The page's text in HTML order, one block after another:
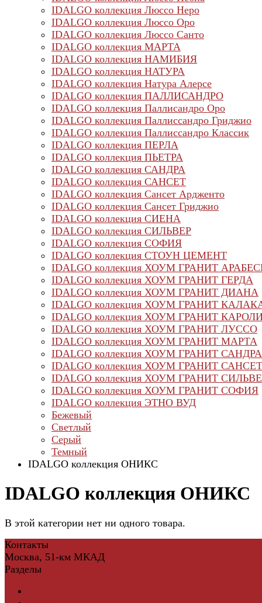
IDALGO коллекция Люссо Неро
IDALGO коллекция Люссо Оро
IDALGO коллекция Люссо Санто
IDALGO коллекция МАРТА
IDALGO коллекция НАМИБИЯ
IDALGO коллекция НАТУРА
IDALGO коллекция Натура Алерсе
IDALGO коллекция ПАЛЛИСАНДРО
IDALGO коллекция Паллисандро Оро
IDALGO коллекция Паллиссандро Гриджио
IDALGO коллекция Паллиссандро Классик
IDALGO коллекция ПЕРЛА
IDALGO коллекция ПЬЕТРА
IDALGO коллекция САНДРА
IDALGO коллекция САНСЕТ
IDALGO коллекция Сансет Ардженто
IDALGO коллекция Сансет Гриджио
IDALGO коллекция СИЕНА
IDALGO коллекция СИЛЬВЕР
IDALGO коллекция СОФИЯ
IDALGO коллекция СТОУН ЦЕМЕНТ
IDALGO коллекция ХОУМ ГРАНИТ
IDALGO коллекция ХОУМ ГРАНИТ ГЕРДА
IDALGO коллекция ХОУМ ГРАНИТ ДИАНА
IDALGO коллекция ХОУМ ГРАНИТ
IDALGO коллекция ХОУМ ГРАНИТ
IDALGO коллекция ХОУМ ГРАНИТ ЛУССО
IDALGO коллекция ХОУМ ГРАНИТ МАРТА
IDALGO коллекция ХОУМ ГРАНИТ САНДРА
IDALGO коллекция ХОУМ ГРАНИТ САНСЕТ
IDALGO коллекция ХОУМ ГРАНИТ
IDALGO коллекция ХОУМ ГРАНИТ СОФИЯ
IDALGO коллекция ЭТНО ВУД
Бежевый
Светлый
Серый
Темный
IDALGO коллекция ОНИКС
IDALGO коллекция ОНИКС
В этой категории нет ни одного товара.
Контакты
Москва, 51-км МКАД
Разделы